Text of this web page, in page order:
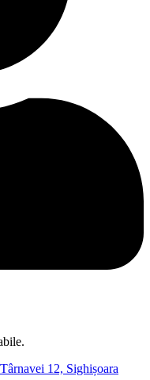
12, Sighișoara